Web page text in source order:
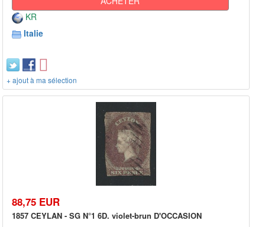
KR
Italie
+ ajout à ma sélection
88,75 EUR
1857 CEYLAN - SG N°1 6D. violet-brun D'OCCASION